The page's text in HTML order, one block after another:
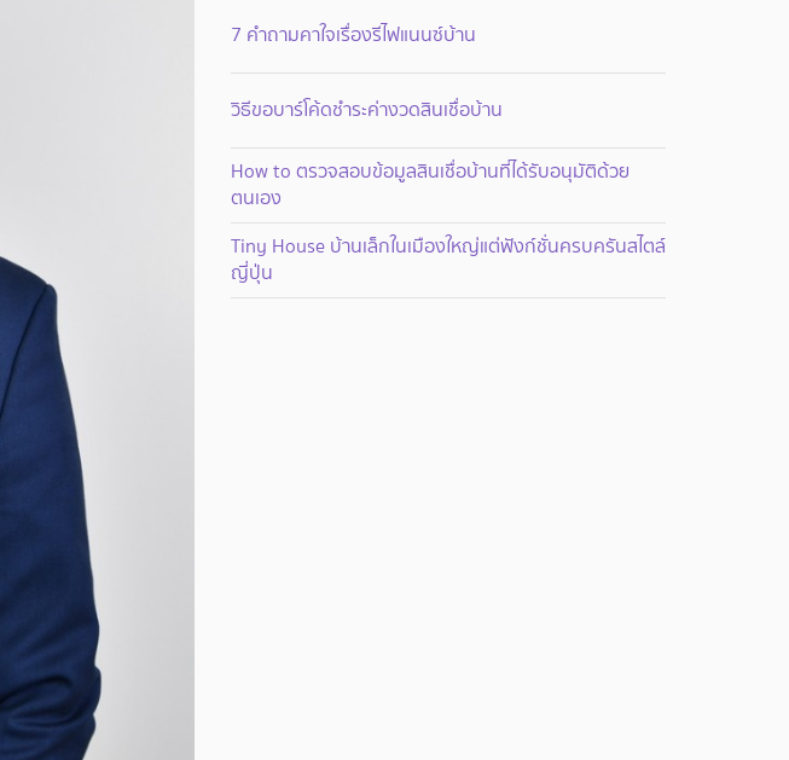
7 คำถามคาใจเรื่องรีไฟแนนซ์บ้าน
วิธีขอบาร์โค้ดชำระค่างวดสินเชื่อบ้าน
How to ตรวจสอบข้อมูลสินเชื่อบ้านที่ได้รับอนุมัติด้วย
ตนเอง
Tiny House บ้านเล็กในเมืองใหญ่แต่ฟังก์ชั่นครบครันสไตล์
ญี่ปุ่น